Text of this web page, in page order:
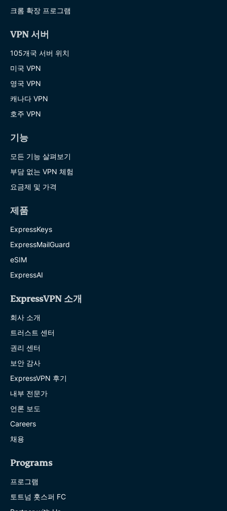
크롬 확장 프로그램
VPN 서버
105개국 서버 위치
미국 VPN
영국 VPN
캐나다 VPN
호주 VPN
기능
모든 기능 살펴보기
부담 없는 VPN 체험
요금제 및 가격
제품
ExpressKeys
ExpressMailGuard
eSIM
ExpressAI
ExpressVPN 소개
회사 소개
트러스트 센터
권리 센터
보안 감사
ExpressVPN 후기
내부 전문가
언론 보도
Careers
채용
Programs
프로그램
토트넘 홋스퍼 FC